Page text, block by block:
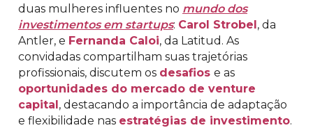
duas mulheres influentes no mundo dos
investimentos em startups: Carol Strobel, da
Antler, e Fernanda Caloi, da Latitud. As
convidadas compartilham suas trajetórias
profissionais, discutem os desafios e as
oportunidades do mercado de venture
capital, destacando a importância de adaptação
e flexibilidade nas estratégias de investimento.